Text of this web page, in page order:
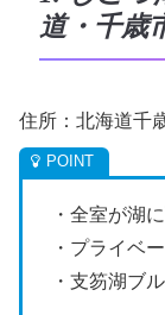
道・千歳
住所：北海道千
・全室が湖
・プライベ
・支笏湖ブ